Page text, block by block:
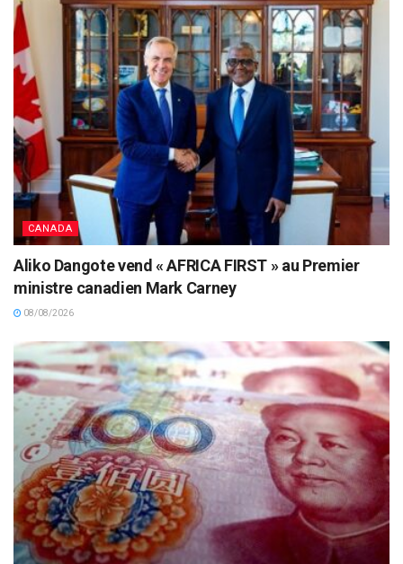
CANADA
Aliko Dangote vend « AFRICA FIRST » au Premier
ministre canadien Mark Carney
08/08/2026